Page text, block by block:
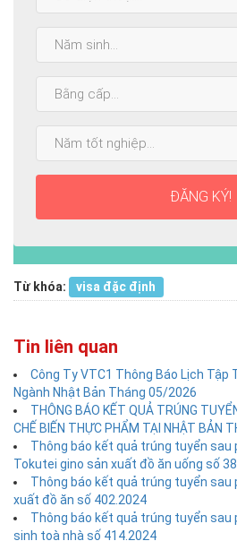
sinh:
cấp
nhất:
ĐĂNG KÝ!
Từ khóa: visa đặc định
Tin liên quan
Công Ty VTC1 Thông Báo Lịch Tập
Ngành Nhật Bản Tháng 05/2026
THÔNG BÁO KẾT QUẢ TRÚNG
CHẾ BIẾN THỰC PHẨM TẠI NHẬT BẢN
Thông báo kết quả trúng tuyển sau
Tokutei gino sản xuất đồ ăn uống số
Thông báo kết quả trúng tuyển sau
xuất đồ ăn số 402.2024
Thông báo kết quả trúng tuyển sau
sinh toà nhà số 414.2024